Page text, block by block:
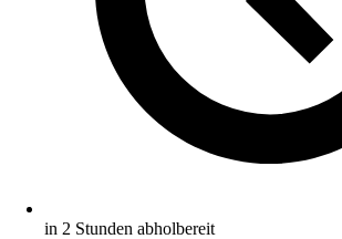
in 2 Stunden abholbereit